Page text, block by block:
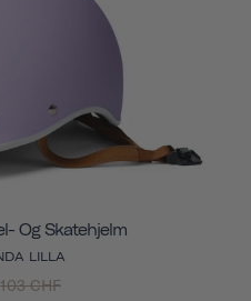
Og Skatehjelm
LILLA
103 CHF